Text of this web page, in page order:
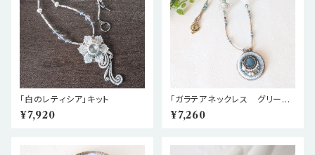
「白のレティシア」キット
¥7,920
「ガラテアネックレス グリーン」
キット
¥7,260